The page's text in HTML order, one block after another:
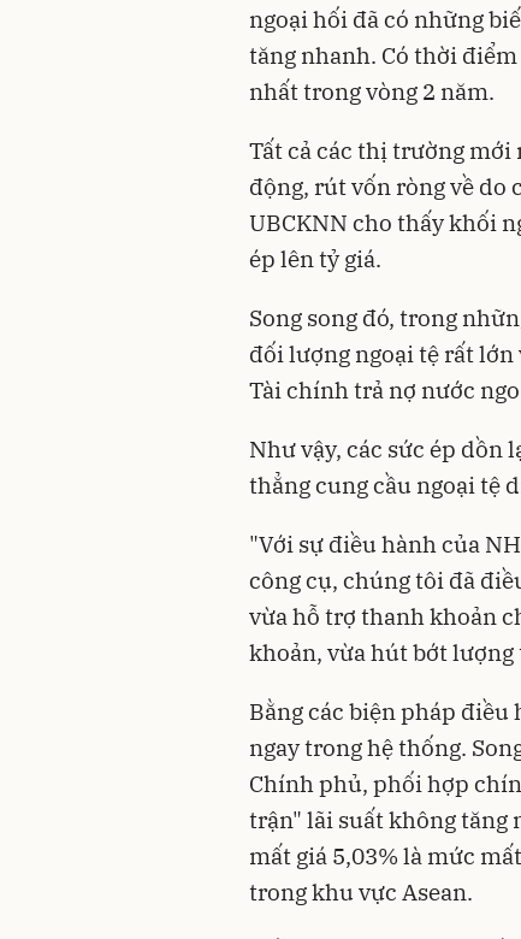
ngoại hối đã có những
tăng nhanh. Có thời
nhất trong vòng 2 năm.
Tất cả các thị trường mới
động, rút vốn ròng về do
UBCKNN cho thấy khối
ép lên tỷ giá.
Song song đó, trong
đối lượng ngoại tệ rất lớn
Tài chính trả nợ nước
Như vậy, các sức ép dồn
thẳng cung cầu ngoại tệ
"Với sự điều hành của
công cụ, chúng tôi đã
vừa hỗ trợ thanh khoản
khoản, vừa hút bớt lượng
Bằng các biện pháp điều
ngay trong hệ thống.
Chính phủ, phối hợp
trận" lãi suất không tăng
mất giá 5,03% là mức
trong khu vực Asean.